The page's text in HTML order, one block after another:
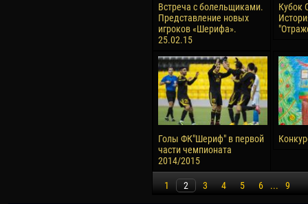
Встреча с болельщиками.
Представление новых
игроков «Шерифа».
25.02.15
Кубок
Голы ФК"Шериф" в первой
части чемпионата
2014/2015
1 2 3 4 5 6 ... 9